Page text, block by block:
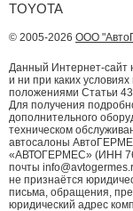
TOYOTA
© 2005-2026 ООО
Данный Интернет-сайт
и ни при каких
положениями Статьи
Для получения
дополнительного
техническом
автосалоны
«АВТОГЕРМЕС» (ИНН
почты
не признаётся
письма, обращения,
юридический адрес